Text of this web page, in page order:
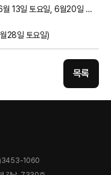
[점검/완료] 예스트레이더서버 점검(6월 13일 토요일, 6월20일 토요일)
28일 토요일)
목록
1060